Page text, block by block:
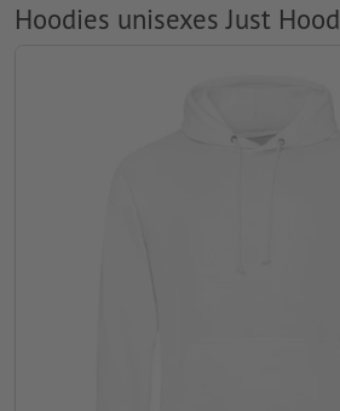
Hoodies unisexes Just